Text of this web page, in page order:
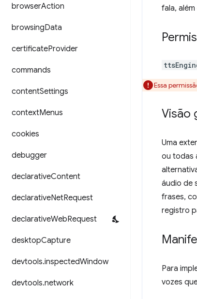
browserAction
browsingData
certificateProvider
commands
contentSettings
contextMenus
cookies
debugger
declarativeContent
declarativeNetRequest
declarativeWebRequest
desktopCapture
devtools.inspectedWindow
devtools.network
fala,
Essa
Visão
Uma
ou todas
áudio de
frases,
registro
Para
vozes